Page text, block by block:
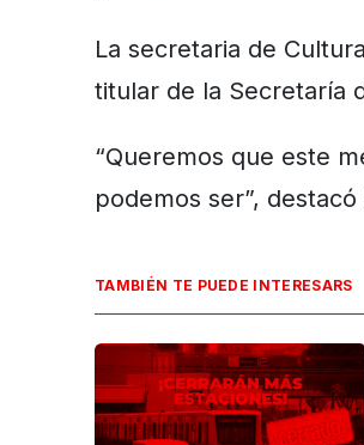
La secretaria de
titular de la Secretaría
“Queremos que este
podemos ser”,
TAMBIÉN TE PUEDE INTERESARS